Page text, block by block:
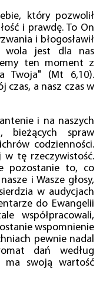
który pozwolił
i prawdę. To On
i błogosławił
wola jest dla nas
ten moment z
Twoja" (Mt 6,10).
czas, a nasz czas w
i na naszych
bieżących spraw
codzienności.
w tę rzeczywistość.
pozostanie to, co
i Wasze głosy,
w audycjach
do Ewangelii
współpracowali,
wspomnienie
pewnie nadal
dań według
ma swoją wartość